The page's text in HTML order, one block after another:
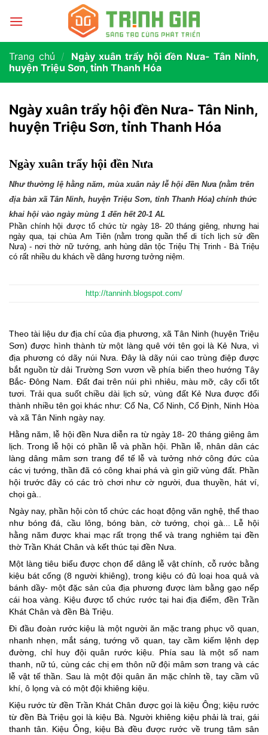
Trang chủ /
Ngày xuân trẩy hội đền Nưa- Tân Ninh,
huyện Triệu Sơn, tỉnh Thanh Hóa
Ngày xuân trẩy hội đền Nưa- Tân Ninh,
huyện Triệu Sơn, tỉnh Thanh Hóa
Ngày xuân trẩy hội đền Nưa
Như thường lệ hằng năm, mùa xuân này lễ hội đền Nưa (nằm trên
địa bàn xã Tân Ninh, huyện Triệu Sơn, tỉnh Thanh Hóa) chính thức
khai hội vào ngày mùng 1 đến hết 20-1 AL
Phần chính hội được tổ chức từ ngày 18- 20 tháng giêng, nhưng hai
ngày qua, tại chùa Am Tiên (nằm trong quần thể di tích lịch sử đền
Nưa) - nơi thờ nữ tướng, anh hùng dân tộc Triệu Thị Trinh - Bà Triệu
có rất nhiều du khách về dâng hương tưởng niệm.
http://tanninh.blogspot.com/
Theo tài liệu dư địa chí của địa phương, xã Tân Ninh (huyện Triệu
Sơn) được hình thành từ một làng quê với tên gọi là Kẻ Nưa, vì
địa phương có dãy núi Nưa. Đây là dãy núi cao trùng điệp được
bắt nguồn từ dải Trường Sơn vươn về phía biển theo hướng Tây
Bắc- Đông Nam. Đất đai trên núi phì nhiêu, màu mỡ, cây cối tốt
tươi. Trải qua suốt chiều dài lịch sử, vùng đất Kẻ Nưa được đổi
thành nhiều tên gọi khác như: Cổ Na, Cổ Ninh, Cổ Định, Ninh Hòa
và xã Tân Ninh ngày nay.
Hằng năm, lễ hội đền Nưa diễn ra từ ngày 18- 20 tháng giêng âm
lịch. Trong lễ hội có phần lễ và phần hội. Phần lễ, nhân dân các
làng dâng mâm sơn trang để tế lễ và tưởng nhớ công đức của
các vị tướng, thần đã có công khai phá và gìn giữ vùng đất. Phần
hội trước đây có các trò chơi như cờ người, đua thuyền, hát ví,
chọi gà..
Ngày nay, phần hội còn tổ chức các hoạt động văn nghệ, thể thao
như bóng đá, cầu lông, bóng bàn, cờ tướng, chọi gà... Lễ hội
hằng năm được khai mạc rất trọng thể và trang nghiêm tại đền
thờ Trần Khát Chân và kết thúc tại đền Nưa.
Một làng tiêu biểu được chọn để dâng lễ vật chính, cỗ rước bằng
kiệu bát cống (8 người khiêng), trong kiệu có đủ loại hoa quả và
bánh dầy- một đặc sản của địa phương được làm bằng gạo nếp
cái hoa vàng. Kiệu được tổ chức rước tại hai địa điểm, đền Trần
Khát Chân và đền Bà Triệu.
Đi đầu đoàn rước kiệu là một người ăn mặc trang phục võ quan,
nhanh nhẹn, mắt sáng, tướng võ quan, tay cầm kiếm lệnh dẹp
đường, chỉ huy đội quân rước kiệu. Phía sau là một số nam
thanh, nữ tú, cùng các chị em thôn nữ đội mâm sơn trang và các
lễ vật tế thần. Sau là một đội quân ăn mặc chỉnh tề, tay cầm vũ
khí, ô lọng và có một đội khiêng kiệu.
Kiệu rước từ đền Trần Khát Chân được gọi là kiệu Ông; kiệu rước
từ đền Bà Triệu gọi là kiệu Bà. Người khiêng kiệu phải là trai, gái
thanh tân. Kiệu Ông, kiệu Bà đều được rước về trung tâm sân